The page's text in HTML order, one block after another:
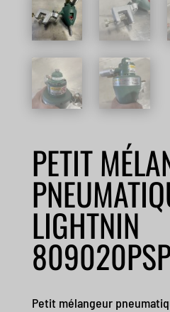
PETIT
LIGHTNIN
Petit mélangeur